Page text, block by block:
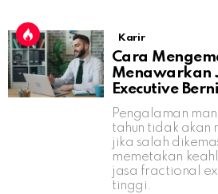
Karir
Cara
Menawarkan
Executive
Pengalaman
tahun tidak akan
jika salah
memetakan
jasa fractional
tinggi.